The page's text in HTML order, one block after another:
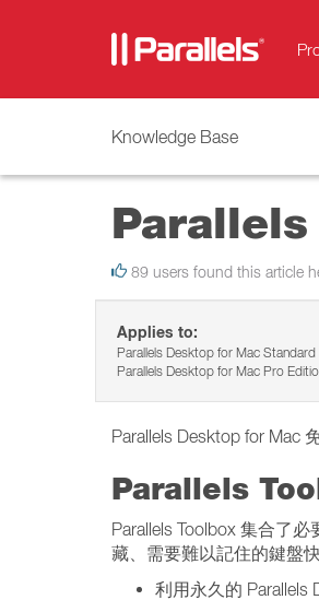
Knowledge Base
Parallels
89 users found this article
Applies to:
Parallels Desktop for Mac Standard
Parallels Desktop for Mac Pro
Parallels Desktop for Mac
Parallels
Parallels Toolbox 集合了
藏、需要難以記住的鍵盤
利用永久的 Parallels